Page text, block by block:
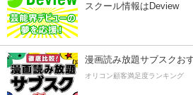
スクール情報はDeview
漫画読み放題サブスクお
オリコン顧客満足度ランキング